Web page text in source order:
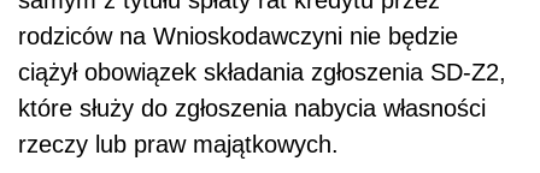
rodziców na Wnioskodawczyni nie będzie
ciążył obowiązek składania zgłoszenia SD-Z2,
które służy do zgłoszenia nabycia własności
rzeczy lub praw majątkowych.